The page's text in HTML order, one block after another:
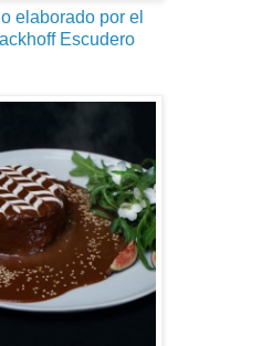
elaborado por el
Escudero